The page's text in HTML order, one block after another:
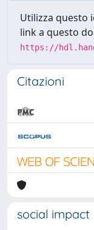
Utilizza questo
link a questo
https://
Citazioni
social impact